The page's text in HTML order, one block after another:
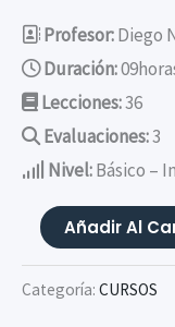
Profesor:Diego
Duración:
Lecciones:36
Evaluaciones:3
Nivel:Básico –
Curso
Excel
Para
Añadir Al
Categoría: CURSOS